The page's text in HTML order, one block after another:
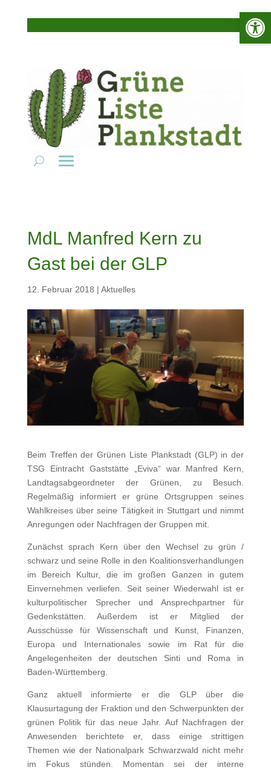
MdL Manfred Kern zu
Gast bei der GLP
12. Februar 2018 | Aktuelles
Beim Treffen der Grünen Liste Plankstadt (GLP) in der
TSG Eintracht Gaststätte „Eviva“ war Manfred Kern,
Landtagsabgeordneter der Grünen, zu Besuch.
Regelmäßig informiert er grüne Ortsgruppen seines
Wahlkreises über seine Tätigkeit in Stuttgart und nimmt
Anregungen oder Nachfragen der Gruppen mit.
Zunächst sprach Kern über den Wechsel zu grün /
schwarz und seine Rolle in den Koalitionsverhandlungen
im Bereich Kultur, die im großen Ganzen in gutem
Einvernehmen verliefen. Seit seiner Wiederwahl ist er
kulturpolitischer Sprecher und Ansprechpartner für
Gedenkstätten. Außerdem ist er Mitglied der
Ausschüsse für Wissenschaft und Kunst, Finanzen,
Europa und Internationales sowie im Rat für die
Angelegenheiten der deutschen Sinti und Roma in
Baden-Württemberg.
Ganz aktuell informierte er die GLP über die
Klausurtagung der Fraktion und den Schwerpunkten der
grünen Politik für das neue Jahr. Auf Nachfragen der
Anwesenden berichtete er, dass einige strittigen
Themen wie der Nationalpark Schwarzwald nicht mehr
im Fokus stünden. Momentan sei der interne